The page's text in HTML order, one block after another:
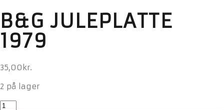
B&G JULEPLATTE
1979
35,00 kr.
2 på lager
B&G